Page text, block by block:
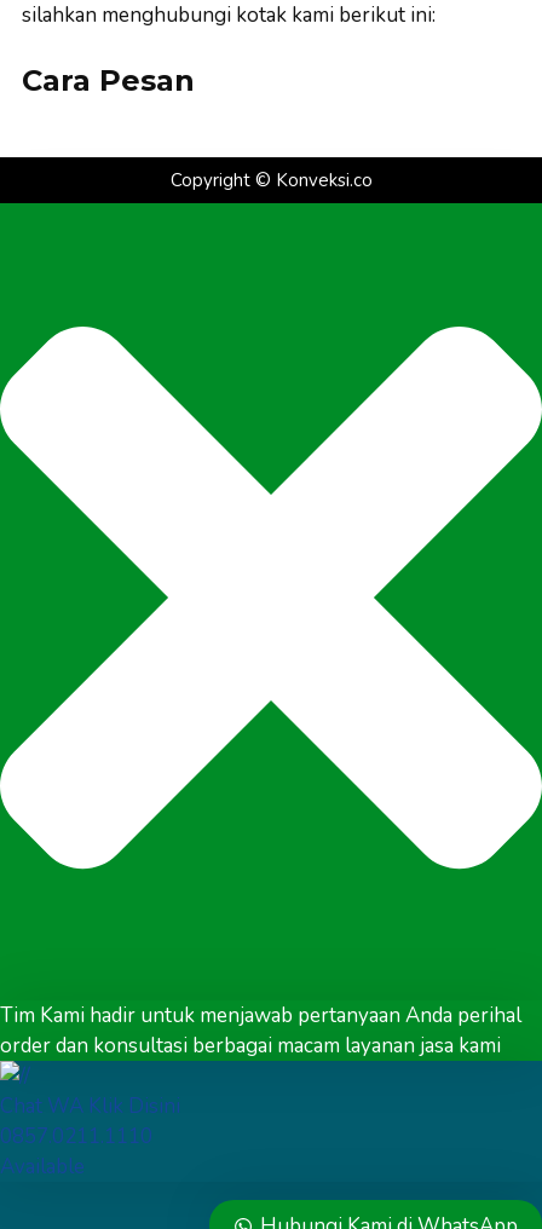
silahkan menghubungi kotak kami berikut ini:
Cara Pesan
Copyright © Konveksi.co
Tim Kami hadir untuk menjawab pertanyaan Anda perihal
order dan konsultasi berbagai macam layanan jasa kami
Chat WA Klik Disini
0857.0211.1110
Available